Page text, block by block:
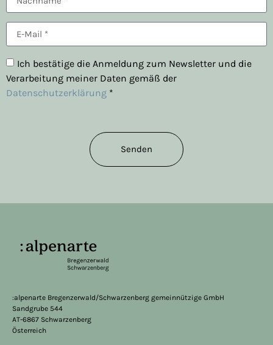
Ich bestätige die Anmeldung zum Newsletter und die
Verarbeitung meiner Daten gemäß der
Datenschutzerklärung *
Senden
:alpenarte Bregenzerwald/Schwarzenberg gemeinnützige GmbH
Sandgrube 544
AT-6867 Schwarzenberg
Österreich